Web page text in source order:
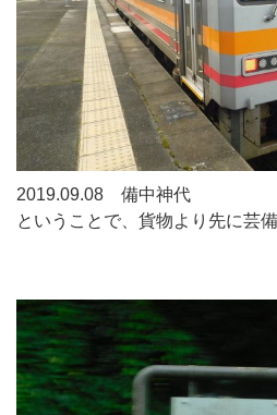
2019.09.08 備中神代
ということで、貨物より先に芸